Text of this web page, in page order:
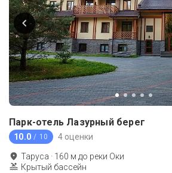
Парк-отель Лазурный берег
10.0 / 10 4 оценки
Таруса · 160 м до реки Оки
Крытый бассейн